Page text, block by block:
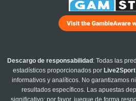
Descargo de responsabilidad : Todas las
estadísticos proporcionados por
informativos y analíticos. No garantizamos
resultados específicos. Las apuestas